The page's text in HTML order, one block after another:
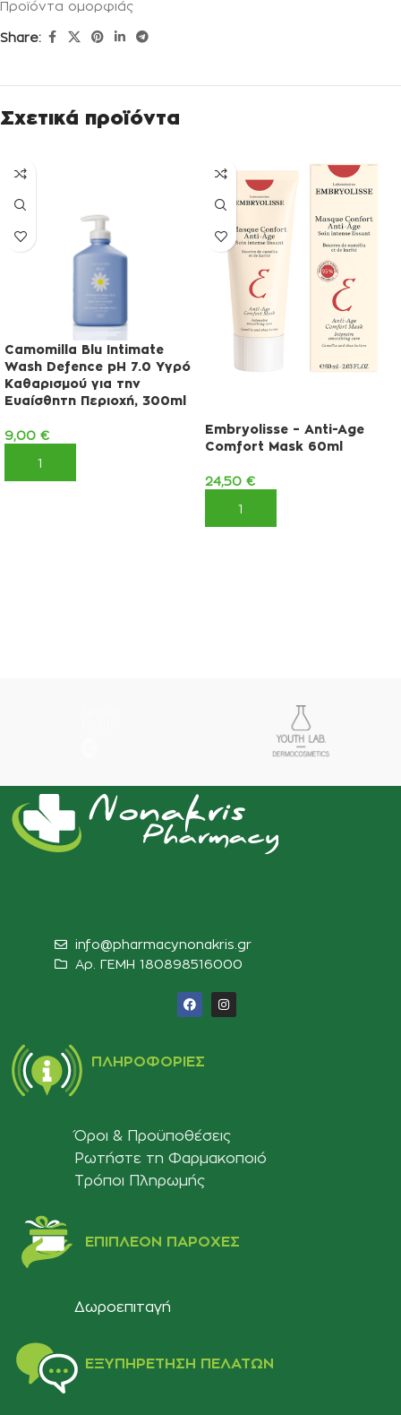
Προϊόντα ομορφιάς
Share:
Σχετικά προϊόντα
Camomilla Blu Intimate
Wash Defence pH 7.0 Υγρό
Καθαρισμού για την
Ευαίσθητη Περιοχή, 300ml
9,00 €
ΠΡΟΣΘΉΚΗ ΣΤΟ ΚΑΛΆΘΙ
Embryolisse – Anti-Age
Comfort Mask 60ml
24,50 €
ΠΡΟΣΘΉΚΗ ΣΤΟ ΚΑΛΆΘΙ
info@pharmacynonakris.gr
Αρ. ΓΕΜΗ 180898516000‬
ΠΛΗΡΟΦΟΡΊΕΣ
Όροι & Προϋποθέσεις
Ρωτήστε τη Φαρμακοποιό
Τρόποι Πληρωμής
ΕΠΙΠΛΈΟΝ ΠΑΡΟΧΈΣ
Δωροεπιταγή
ΕΞΥΠΗΡΈΤΗΣΗ ΠΕΛΑΤΏΝ